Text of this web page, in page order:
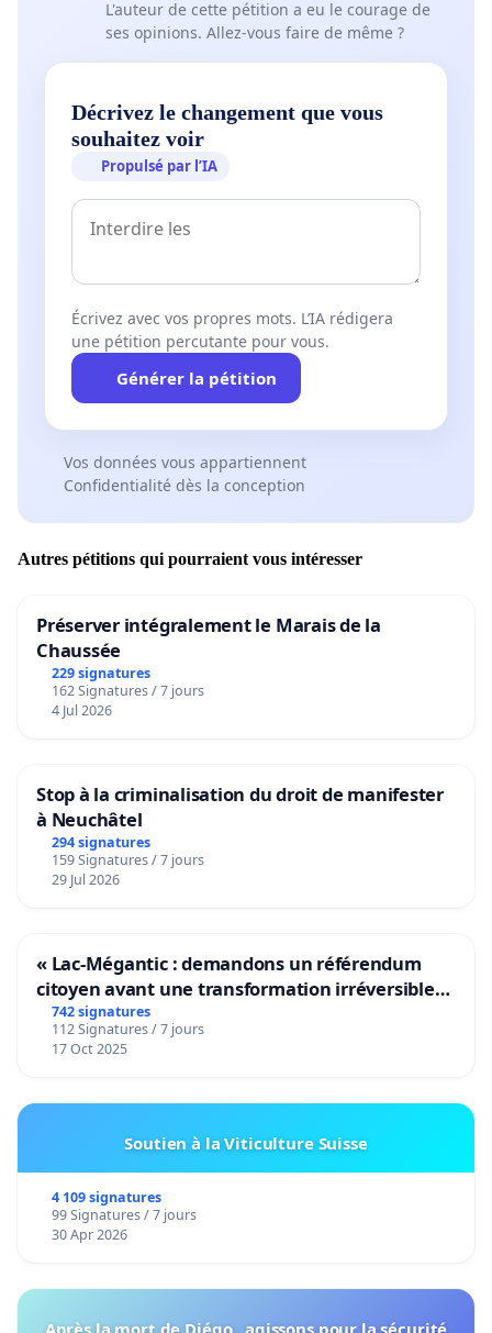
L'auteur de cette pétition a eu le courage de
ses opinions. Allez-vous faire de même ?
Décrivez le changement que vous
souhaitez voir
Propulsé par l’IA
Écrivez avec vos propres mots. L’IA rédigera
une pétition percutante pour vous.
Générer la pétition
Vos données vous appartiennent
Confidentialité dès la conception
Autres pétitions qui pourraient vous intéresser
Préserver intégralement le Marais de la
Chaussée
229 signatures
162 Signatures / 7 jours
4 Jul 2026
Stop à la criminalisation du droit de manifester
à Neuchâtel
294 signatures
159 Signatures / 7 jours
29 Jul 2026
« Lac-Mégantic : demandons un référendum
citoyen avant une transformation irréversible
de notre territoire »
742 signatures
112 Signatures / 7 jours
17 Oct 2025
Soutien à la Viticulture Suisse
4 109 signatures
99 Signatures / 7 jours
30 Apr 2026
Après la mort de Diégo , agissons pour la sécurité